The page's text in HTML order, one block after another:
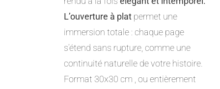
L’ouverture à plat permet une
immersion totale : chaque page
s’étend sans rupture, comme une
continuité naturelle de votre histoire.
Format 30x30 cm , ou entièrement